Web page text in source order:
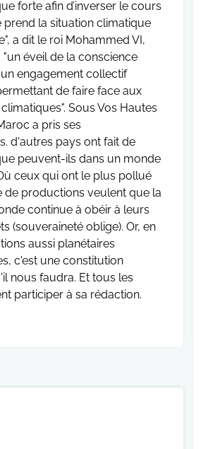
forte afin d’inverser le cours
prend la situation climatique
a dit le roi Mohammed VI,
éveil de la conscience
engagement collectif
de faire face aux
Sous Vos Hautes
a pris ses
d'autres pays ont fait de
peuvent-ils dans un monde
ceux qui ont le plus pollué
de productions veulent que la
continue à obéir à leurs
(souveraineté oblige). Or, en
aussi planétaires
c'est une constitution
nous faudra. Et tous les
participer à sa rédaction.